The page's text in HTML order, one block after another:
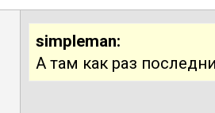
simpleman:
А там как раз